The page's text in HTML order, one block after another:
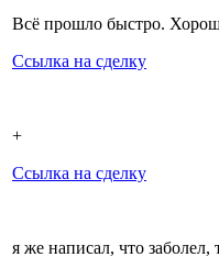
Всё прошло быстро.
Ссылка на сделку
+
Ссылка на сделку
я же написал, что заболел,